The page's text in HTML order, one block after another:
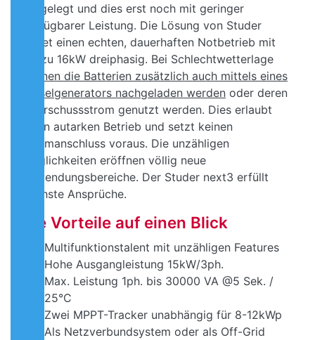
ausgelegt und dies erst noch mit geringer
verfügbarer Leistung. Die Lösung von Studer
bietet einen echten, dauerhaften Notbetrieb mit
bis zu 16kW dreiphasig. Bei Schlechtwetterlage
können die Batterien zusätzlich auch mittels eines
Dieselgenerators nachgeladen werden oder deren
Überschussstrom genutzt werden. Dies erlaubt
einen autarken Betrieb und setzt keinen
Stromanschluss voraus. Die unzähligen
Möglichkeiten eröffnen völlig neue
Anwendungsbereiche. Der Studer next3 erfüllt
höchste Ansprüche.
Die Vorteile auf einen Blick
Multifunktionstalent mit unzähligen Features
Hohe Ausgangleistung 15kW/3ph.
Max. Leistung 1ph. bis 30000 VA @5 Sek. /
25°C
Zwei MPPT-Tracker unabhängig für 8-12kWp
Als Netzverbundsystem oder als Off-Grid